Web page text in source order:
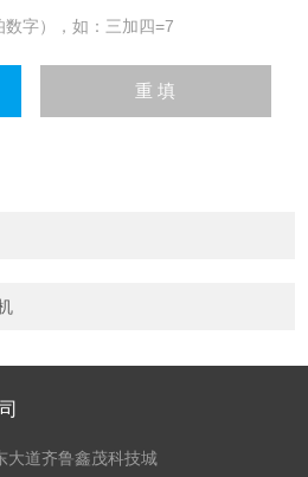
字），如：三加四=7
大道齐鲁鑫茂科技城